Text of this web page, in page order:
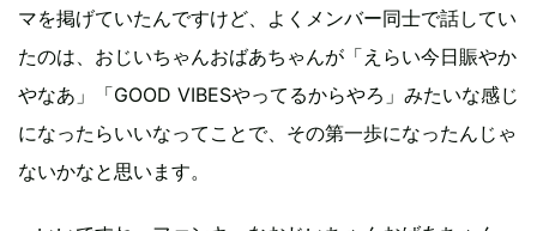
マを掲げていたんですけど、よくメンバー同士で話してい
たのは、おじいちゃんおばあちゃんが「えらい今日賑やか
やなあ」「GOOD VIBESやってるからやろ」みたいな感じ
になったらいいなってことで、その第一歩になったんじゃ
ないかなと思います。